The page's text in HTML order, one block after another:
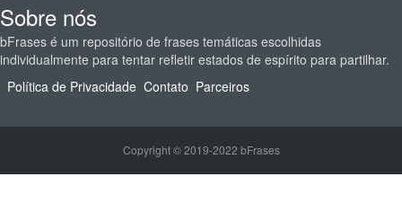
Sobre nós
bFrases é um repositório de frases temáticas escolhidas
individualmente para tentar refletir estados de espírito para partilhar.
Política de Privacidade Contato Parceiros
Copyright © 2019-2022 bFrases